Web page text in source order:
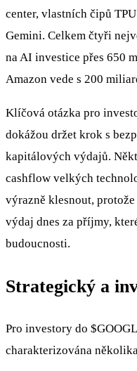
center, vlastních čipů
Gemini. Celkem čtyři
na AI investice přes 650
Amazon vede s 200
Klíčová otázka pro
dokážou držet krok s
kapitálových výdajů.
cashflow velkých
výrazně klesnout,
výdaj dnes za příjmy,
budoucnosti.
Strategický a
Pro investory do $GOOGL
charakterizována